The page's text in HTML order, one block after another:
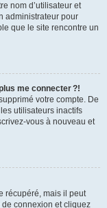
nom d’utilisateur et
administrateur pour
que le site rencontre un
me connecter ?!
votre compte. De
utilisateurs inactifs
vous à nouveau et
récupéré, mais il peut
connexion et cliquez